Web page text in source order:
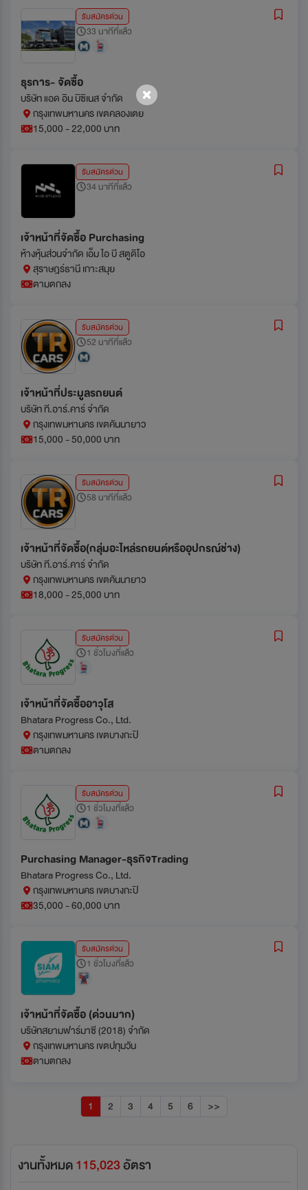
รับสมัครด่วน
33 นาทีที่แล้ว
ธุรการ- จัดซื้อ
บริษัท แอด อิน บิซิเนส จำกัด
กรุงเทพมหานคร เขตคลองเตย
15,000 - 22,000 บาท
รับสมัครด่วน
34 นาทีที่แล้ว
เจ้าหน้าที่จัดซื้อ Purchasing
ห้างหุ้นส่วนจำกัด เอ็ม ไอ บี สตูดิโอ
สุราษฎร์ธานี เกาะสมุย
ตามตกลง
รับสมัครด่วน
52 นาทีที่แล้ว
เจ้าหน้าที่ประมูลรถยนต์
บริษัท ที.อาร์.คาร์ จำกัด
กรุงเทพมหานคร เขตคันนายาว
15,000 - 50,000 บาท
รับสมัครด่วน
58 นาทีที่แล้ว
เจ้าหน้าที่จัดซื้อ(กลุ่มอะไหล่รถยนต์หรืออุปกรณ์ช่าง)
บริษัท ที.อาร์.คาร์ จำกัด
กรุงเทพมหานคร เขตคันนายาว
18,000 - 25,000 บาท
รับสมัครด่วน
1 ชั่วโมงที่แล้ว
เจ้าหน้าที่จัดซื้ออาวุโส
Bhatara Progress Co., Ltd.
กรุงเทพมหานคร เขตบางกะปิ
ตามตกลง
รับสมัครด่วน
1 ชั่วโมงที่แล้ว
Purchasing Manager-ธุรกิจTrading
Bhatara Progress Co., Ltd.
กรุงเทพมหานคร เขตบางกะปิ
35,000 - 60,000 บาท
รับสมัครด่วน
1 ชั่วโมงที่แล้ว
เจ้าหน้าที่จัดซื้อ (ด่วนมาก)
บริษัทสยามฟาร์มาซี (2018) จำกัด
กรุงเทพมหานคร เขตปทุมวัน
ตามตกลง
1 2 3 4 5 6 >>
งานทั้งหมด115,023อัตรา